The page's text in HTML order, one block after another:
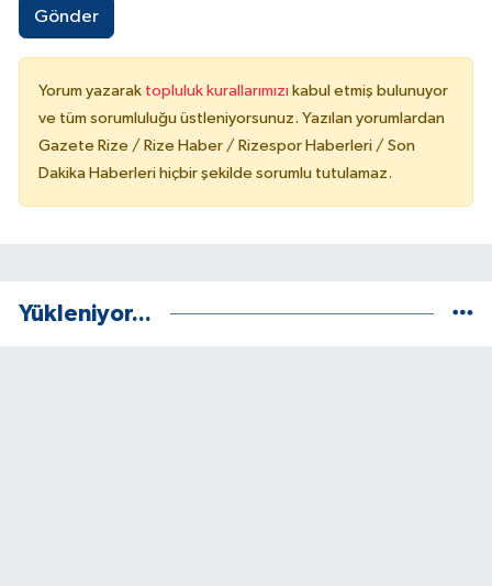
Gönder
Yorum yazarak topluluk kurallarımızı kabul etmiş bulunuyor
ve tüm sorumluluğu üstleniyorsunuz. Yazılan yorumlardan
Gazete Rize / Rize Haber / Rizespor Haberleri / Son
Dakika Haberleri hiçbir şekilde sorumlu tutulamaz.
Yükleniyor...